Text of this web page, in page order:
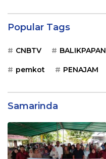
Popular Tags
CNBTV BALIKPAPAN
pemkot PENAJAM
Samarinda